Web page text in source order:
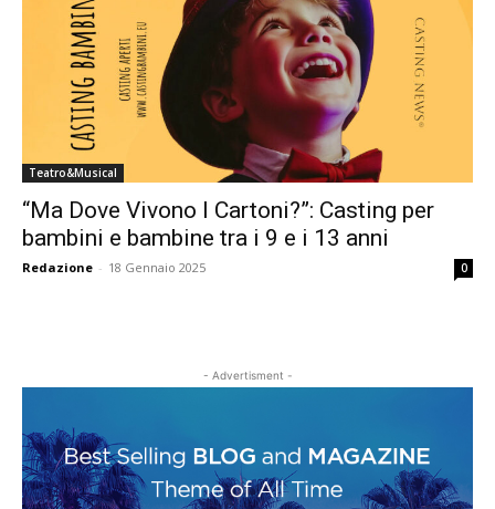
Teatro&Musical
“Ma Dove Vivono I Cartoni?”: Casting per
bambini e bambine tra i 9 e i 13 anni
Redazione - 18 Gennaio 2025 0
- Advertisment -